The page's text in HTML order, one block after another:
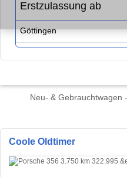
Neu- & Gebrauchtwagen
Coole Oldtimer